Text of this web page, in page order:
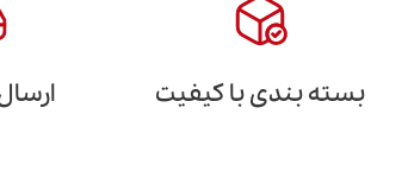
بسته بندی با کیفیت